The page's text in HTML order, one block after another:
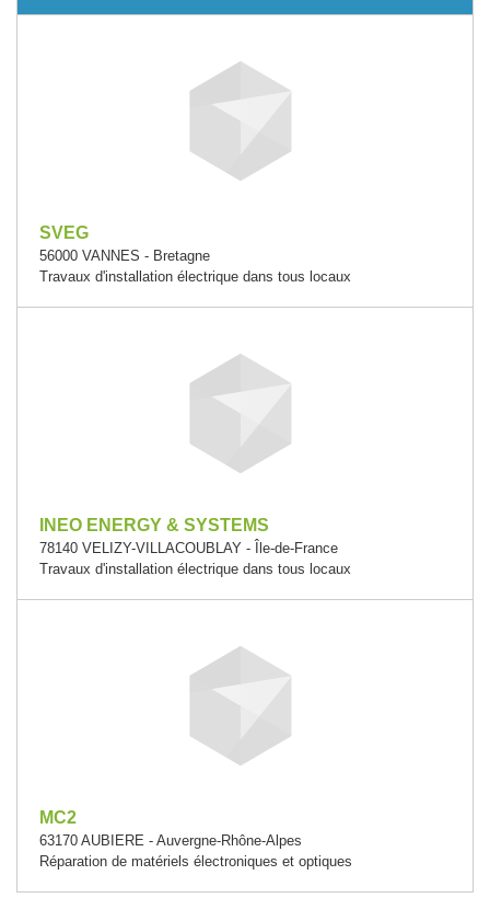
SVEG
56000 VANNES - Bretagne
Travaux d'installation électrique dans tous locaux
INEO ENERGY & SYSTEMS
78140 VELIZY-VILLACOUBLAY - Île-de-France
Travaux d'installation électrique dans tous locaux
MC2
63170 AUBIERE - Auvergne-Rhône-Alpes
Réparation de matériels électroniques et optiques